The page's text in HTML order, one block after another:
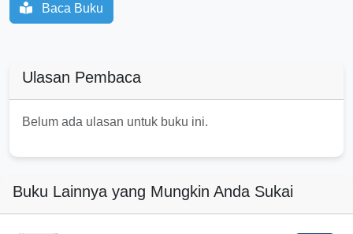
Baca Buku
Ulasan Pembaca
Belum ada ulasan untuk buku ini.
Buku Lainnya yang Mungkin Anda Sukai